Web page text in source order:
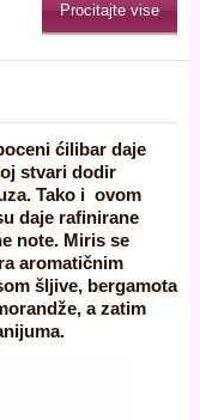
Procitajte vise
ćilibar daje
stvari dodir
Tako i ovom
daje rafinirane
note. Miris se
aromatičnim
šljive, bergamota
a zatim